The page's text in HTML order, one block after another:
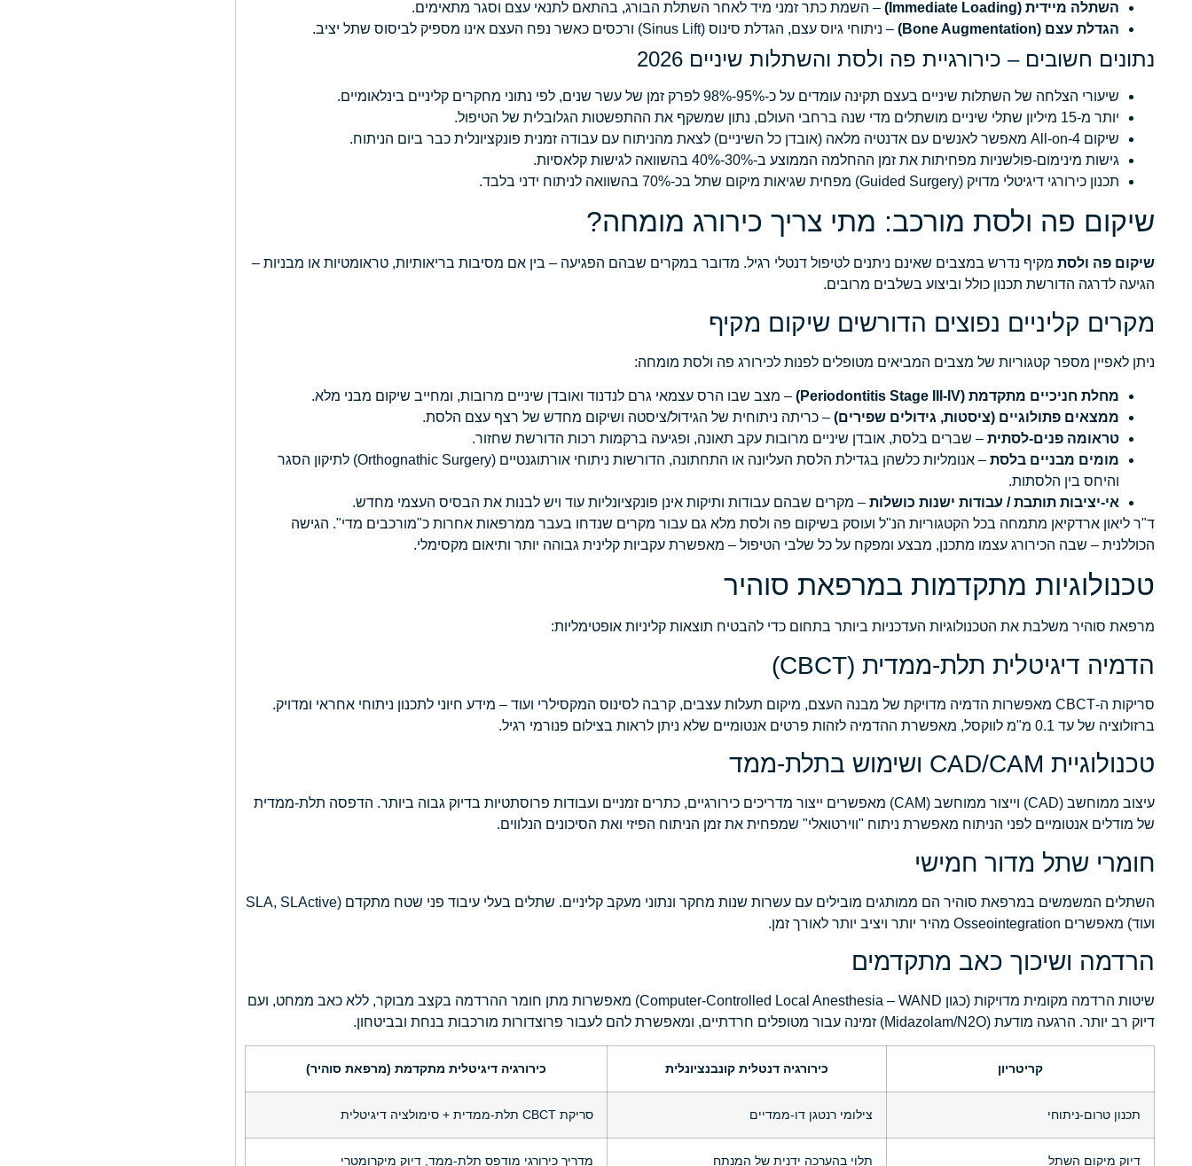
השתלה מיידית (Immediate Loading)
– השמת כתר זמני מיד לאחר השתלת הבורג, בהתאם לתנאי עצם וסגר מתאימים.
הגדלת עצם (Bone Augmentation)
– ניתוחי גיוס עצם, הגדלת סינוס (Sinus Lift) ורכסים כאשר נפח העצם אינו מספיק לביסוס שתל יציב.
נתונים חשובים – כירורגיית פה ולסת והשתלות שיניים 2026
שיעורי הצלחה של השתלות שיניים בעצם תקינה עומדים על כ-95%-98% לפרק זמן של עשר שנים, לפי נתוני מחקרים קליניים בינלאומיים.
יותר מ-15 מיליון שתלי שיניים מושתלים מדי שנה ברחבי העולם, נתון שמשקף את ההתפשטות הגלובלית של הטיפול.
שיקום All-on-4 מאפשר לאנשים עם אדנטיה מלאה (אובדן כל השיניים) לצאת מהניתוח עם עבודה זמנית פונקציונלית כבר ביום הניתוח.
גישות מינימום-פולשניות מפחיתות את זמן ההחלמה הממוצע ב-30%-40% בהשוואה לגישות קלאסיות.
תכנון כירורגי דיגיטלי מדויק (Guided Surgery) מפחית שגיאות מיקום שתל בכ-70% בהשוואה לניתוח ידני בלבד.
שיקום פה ולסת מורכב: מתי צריך כירורג מומחה?
שיקום פה ולסת מקיף נדרש במצבים שאינם ניתנים לטיפול דנטלי רגיל. מדובר במקרים שבהם הפגיעה – בין אם מסיבות בריאותיות, טראומטיות או מבניות –
הגיעה לדרגה הדורשת תכנון כולל וביצוע בשלבים מרובים.
מקרים קליניים נפוצים הדורשים שיקום מקיף
ניתן לאפיין מספר קטגוריות של מצבים המביאים מטופלים לפנות לכירורג פה ולסת מומחה:
מחלת חניכיים מתקדמת (Periodontitis Stage III-IV)
– מצב שבו הרס עצמאי גרם לנדנוד ואובדן שיניים מרובות, ומחייב שיקום מבני מלא.
ממצאים פתולוגיים (ציסטות, גידולים שפירים) – כריתה ניתוחית של הגידול/ציסטה ושיקום מחדש של רצף עצם הלסת.
טראומה פנים-לסתית – שברים בלסת, אובדן שיניים מרובות עקב תאונה, ופגיעה ברקמות רכות הדורשת שחזור.
מומים מבניים בלסת
– אנומליות כלשהן בגדילת הלסת העליונה או התחתונה, הדורשות ניתוחי אורתוגנטיים (Orthognathic Surgery) לתיקון הסגר
והיחס בין הלסתות.
אי-יציבות תותבת / עבודות ישנות כושלות – מקרים שבהם עבודות ותיקות אינן פונקציונליות עוד ויש לבנות את הבסיס העצמי מחדש.
ד"ר ליאון ארדקיאן מתמחה בכל הקטגוריות הנ"ל ועוסק בשיקום פה ולסת מלא גם עבור מקרים שנדחו בעבר ממרפאות אחרות כ"מורכבים מדי". הגישה
הכוללנית – שבה הכירורג עצמו מתכנן, מבצע ומפקח על כל שלבי הטיפול – מאפשרת עקביות קלינית גבוהה יותר ותיאום מקסימלי.
טכנולוגיות מתקדמות במרפאת סוהיר
מרפאת סוהיר משלבת את הטכנולוגיות העדכניות ביותר בתחום כדי להבטיח תוצאות קליניות אופטימליות:
הדמיה דיגיטלית תלת-ממדית (CBCT)
סריקות ה-CBCT מאפשרות הדמיה מדויקת של מבנה העצם, מיקום תעלות עצבים, קרבה לסינוס המקסילרי ועוד – מידע חיוני לתכנון ניתוחי אחראי ומדויק.
ברזולוציה של עד 0.1 מ"מ לווקסל, מאפשרת ההדמיה לזהות פרטים אנטומיים שלא ניתן לראות בצילום פנורמי רגיל.
טכנולוגיית CAD/CAM ושימוש בתלת-ממד
עיצוב ממוחשב (CAD) וייצור ממוחשב (CAM) מאפשרים ייצור מדריכים כירורגיים, כתרים זמניים ועבודות פרוסתטיות בדיוק גבוה ביותר. הדפסה תלת-ממדית
של מודלים אנטומיים לפני הניתוח מאפשרת ניתוח "ווירטואלי" שמפחית את זמן הניתוח הפיזי ואת הסיכונים הנלווים.
חומרי שתל מדור חמישי
השתלים המשמשים במרפאת סוהיר הם ממותגים מובילים עם עשרות שנות מחקר ונתוני מעקב קליניים. שתלים בעלי עיבוד פני שטח מתקדם (SLA, SLActive
ועוד) מאפשרים Osseointegration מהיר יותר ויציב יותר לאורך זמן.
הרדמה ושיכוך כאב מתקדמים
שיטות הרדמה מקומית מדויקות (כגון Computer-Controlled Local Anesthesia – WAND) מאפשרות מתן חומר ההרדמה בקצב מבוקר, ללא כאב ממחט, ועם
דיוק רב יותר. הרגעה מודעת (Midazolam/N2O) זמינה עבור מטופלים חרדתיים, ומאפשרת להם לעבור פרוצדורות מורכבות בנחת ובביטחון.
קריטריון כירורגיה דנטלית קונבנציונלית כירורגיה דיגיטלית מתקדמת (מרפאת סוהיר)
תכנון טרום-ניתוחי צילומי רנטגן דו-ממדיים סריקת CBCT תלת-ממדית + סימולציה דיגיטלית
דיוק מיקום השתל תלוי בהערכה ידנית של המנתח מדריך כירורגי מודפס תלת-ממד, דיוק מיקרומטרי